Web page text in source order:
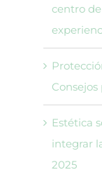
centro
Estética
integrar
2025